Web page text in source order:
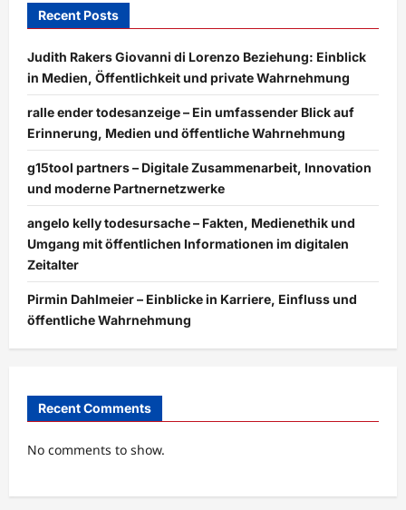
Überblick
Recent Posts
Judith Rakers Giovanni di Lorenzo Beziehung: Einblick
in Medien, Öffentlichkeit und private Wahrnehmung
ralle ender todesanzeige – Ein umfassender Blick auf
Erinnerung, Medien und öffentliche Wahrnehmung
g15tool partners – Digitale Zusammenarbeit, Innovation
und moderne Partnernetzwerke
angelo kelly todesursache – Fakten, Medienethik und
Umgang mit öffentlichen Informationen im digitalen
Zeitalter
Pirmin Dahlmeier – Einblicke in Karriere, Einfluss und
öffentliche Wahrnehmung
Recent Comments
No comments to show.